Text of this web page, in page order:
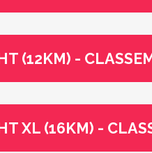
(12KM) -
XL (16KM) -